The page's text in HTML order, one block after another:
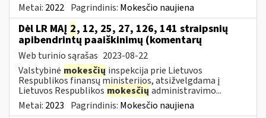
Metai: 2022 Pagrindinis: Mokesčio naujiena
Dėl LR MAĮ 2, 12, 25, 27, 126, 141 straipsnių
apibendrintų paaiškinimų (komentarų
Web turinio sąrašas 2023-08-22
Valstybinė mokesčių inspekcija prie Lietuvos
Respublikos finansų ministerijos, atsižvelgdama į
Lietuvos Respublikos mokesčių administravimo...
Metai: 2023 Pagrindinis: Mokesčio naujiena